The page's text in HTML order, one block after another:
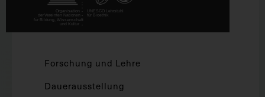
Forschung und Lehre
Dauerausstellung